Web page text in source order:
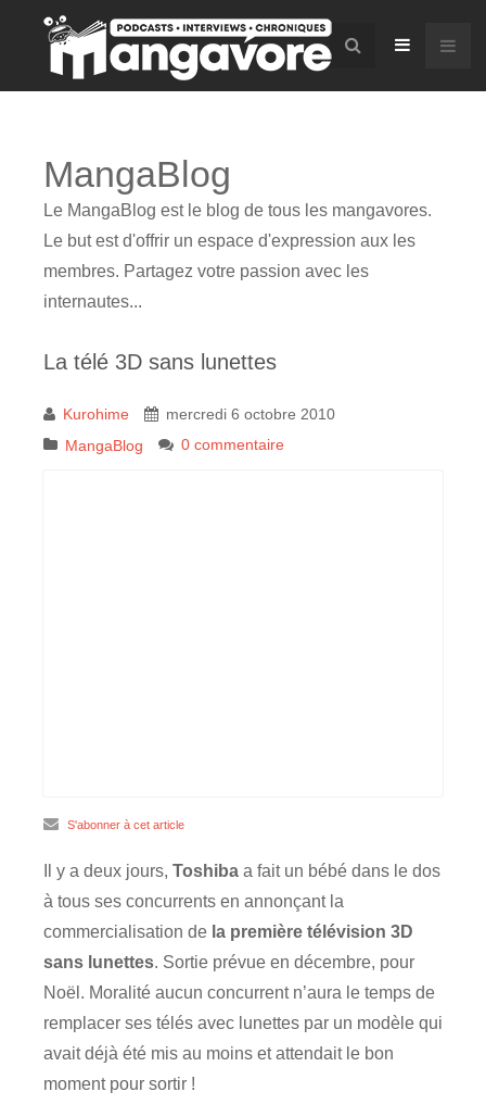
MangaBlog
Le MangaBlog est le blog de tous les mangavores.
Le but est d'offrir un espace d'expression aux les
membres. Partagez votre passion avec les
internautes...
La télé 3D sans lunettes
Kurohime
mercredi 6 octobre 2010
MangaBlog
0 commentaire
S'abonner à cet article
Il y a deux jours, Toshiba a fait un bébé dans le dos
à tous ses concurrents en annonçant la
commercialisation de la première télévision 3D
sans lunettes. Sortie prévue en décembre, pour
Noël. Moralité aucun concurrent n’aura le temps de
remplacer ses télés avec lunettes par un modèle qui
avait déjà été mis au moins et attendait le bon
moment pour sortir !